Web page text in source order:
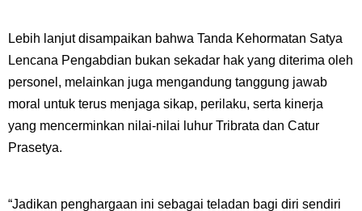
Lebih lanjut disampaikan bahwa Tanda Kehormatan Satya
Lencana Pengabdian bukan sekadar hak yang diterima oleh
personel, melainkan juga mengandung tanggung jawab
moral untuk terus menjaga sikap, perilaku, serta kinerja
yang mencerminkan nilai-nilai luhur Tribrata dan Catur
Prasetya.
“Jadikan penghargaan ini sebagai teladan bagi diri sendiri